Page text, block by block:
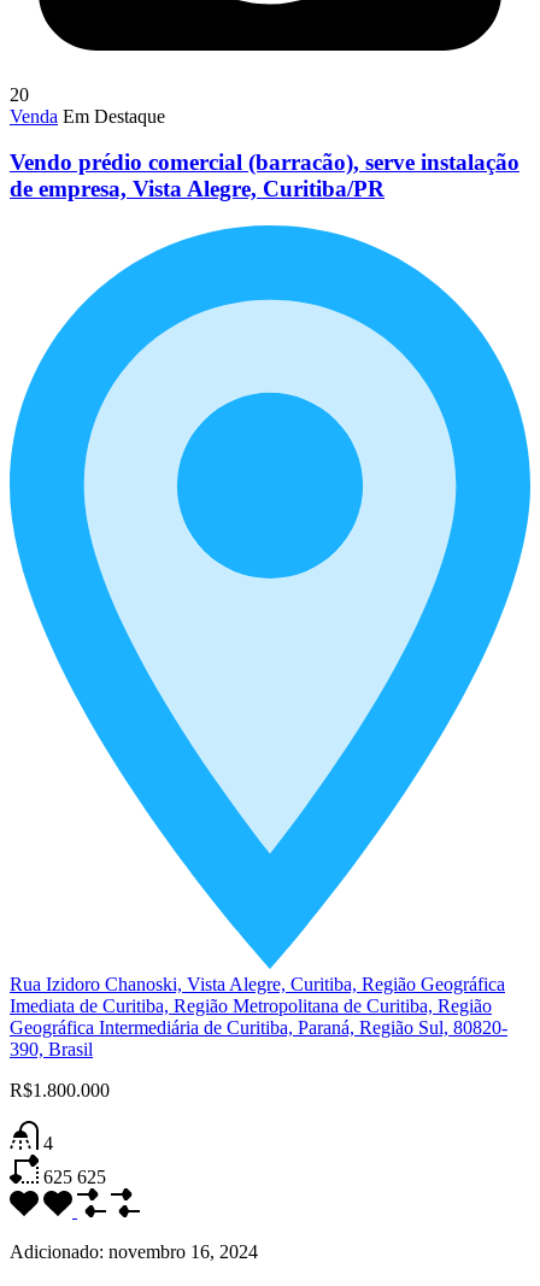
20
Venda Em Destaque
Vendo prédio comercial (barracão), serve instalação
de empresa, Vista Alegre, Curitiba/PR
Rua Izidoro Chanoski, Vista Alegre, Curitiba, Região Geográfica
Imediata de Curitiba, Região Metropolitana de Curitiba, Região
Geográfica Intermediária de Curitiba, Paraná, Região Sul, 80820-
390, Brasil
R$1.800.000
4
625 625
Adicionado: novembro 16, 2024